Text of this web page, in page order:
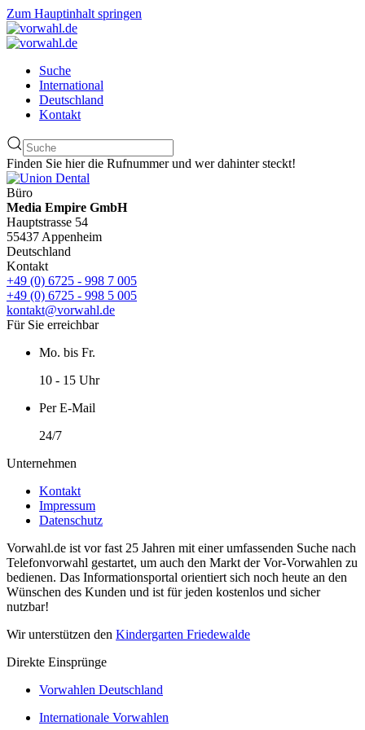
Zum Hauptinhalt springen
Suche
International
Deutschland
Kontakt
Finden Sie hier die Rufnummer und wer dahinter steckt!
Büro
Media Empire GmbH
Hauptstrasse 54
55437 Appenheim
Deutschland
Kontakt
+49 (0) 6725 - 998 7 005
+49 (0) 6725 - 998 5 005
kontakt@vorwahl.de
Für Sie erreichbar
Mo. bis Fr.
10 - 15 Uhr
Per E-Mail
24/7
Unternehmen
Kontakt
Impressum
Datenschutz
Vorwahl.de ist vor fast 25 Jahren mit einer umfassenden Suche nach
Telefonvorwahl gestartet, um auch den Markt der Vor-Vorwahlen zu
bedienen. Das Informationsportal orientiert sich noch heute an den
Wünschen des Kunden und ist für jeden kostenlos und sicher
nutzbar!
Wir unterstützen den Kindergarten Friedewalde
Direkte Einsprünge
Vorwahlen Deutschland
Internationale Vorwahlen